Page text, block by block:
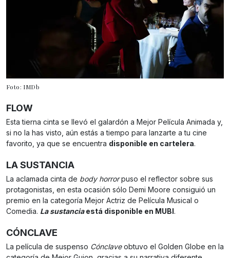
Foto: IMDb
FLOW
Esta tierna cinta se llevó el galardón a Mejor Película Animada y,
si no la has visto, aún estás a tiempo para lanzarte a tu cine
favorito, ya que se encuentra disponible en cartelera.
LA SUSTANCIA
La aclamada cinta de body horrorpuso el reflector sobre sus
protagonistas, en esta ocasión sólo Demi Moore consiguió un
premio en la categoría Mejor Actriz de Película Musical o
Comedia. La sustanciaestá disponible en MUBI.
CÓNCLAVE
La película de suspenso Cónclaveobtuvo el Golden Globe en la